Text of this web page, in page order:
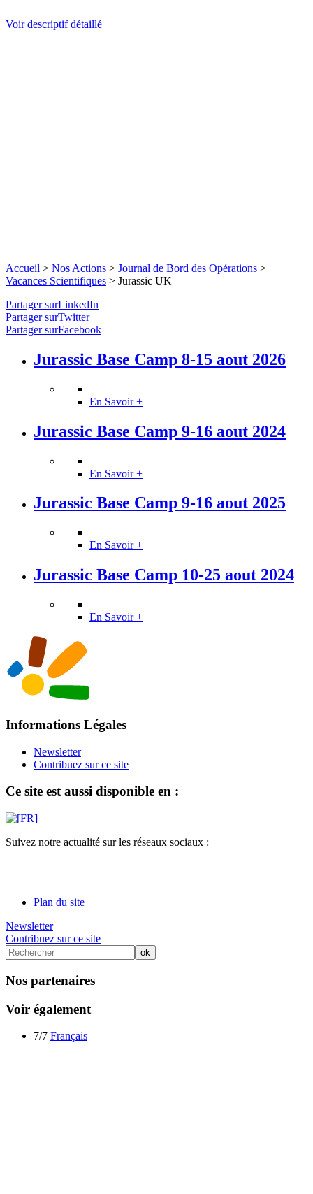
Voir descriptif détaillé
Accueil > Nos Actions > Journal de Bord des Opérations >
Vacances Scientifiques > Jurassic UK
Partager surLinkedIn
Partager surTwitter
Partager surFacebook
Jurassic Base Camp 8-15 aout 2026
En Savoir +
Jurassic Base Camp 9-16 aout 2024
En Savoir +
Jurassic Base Camp 9-16 aout 2025
En Savoir +
Jurassic Base Camp 10-25 aout 2024
En Savoir +
Informations Légales
Newsletter
Contribuez sur ce site
Ce site est aussi disponible en :
Suivez notre actualité sur les réseaux sociaux :
Plan du site
Newsletter
Contribuez sur ce site
Nos partenaires
Voir également
7/7 Français